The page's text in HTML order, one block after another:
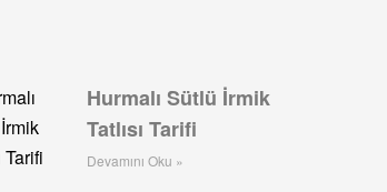
Hurmalı Sütlü İrmik
Tatlısı Tarifi
Devamını Oku »